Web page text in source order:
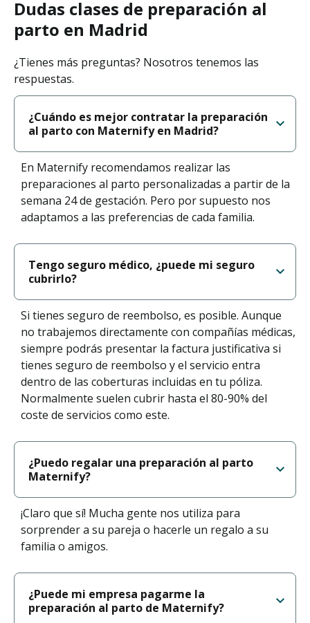
Dudas clases de preparación al
parto en Madrid
¿Tienes más preguntas? Nosotros tenemos las
respuestas.
¿Cuándo es mejor contratar la preparación
al parto con Maternify en Madrid?
En Maternify recomendamos realizar las
preparaciones al parto personalizadas a partir de la
semana 24 de gestación. Pero por supuesto nos
adaptamos a las preferencias de cada familia.
Tengo seguro médico, ¿puede mi seguro
cubrirlo?
Si tienes seguro de reembolso, es posible. Aunque
no trabajemos directamente con compañías médicas,
siempre podrás presentar la factura justificativa si
tienes seguro de reembolso y el servicio entra
dentro de las coberturas incluidas en tu póliza.
Normalmente suelen cubrir hasta el 80-90% del
coste de servicios como este.
¿Puedo regalar una preparación al parto
Maternify?
¡Claro que sí! Mucha gente nos utiliza para
sorprender a su pareja o hacerle un regalo a su
familia o amigos.
¿Puede mi empresa pagarme la
preparación al parto de Maternify?